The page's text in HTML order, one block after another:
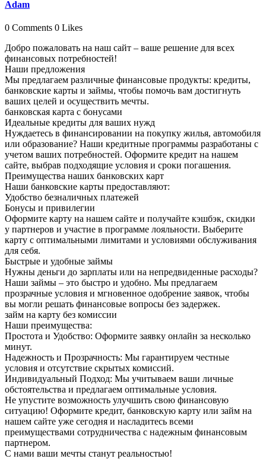
Adam
0 Comments 0 Likes
Добро пожаловать на наш сайт – ваше решение для всех
финансовых потребностей!
Наши предложения
Мы предлагаем различные финансовые продукты: кредиты,
банковские карты и займы, чтобы помочь вам достигнуть
ваших целей и осуществить мечты.
банковская карта с бонусами
Идеальные кредиты для ваших нужд
Нуждаетесь в финансировании на покупку жилья, автомобиля
или образование? Наши кредитные программы разработаны с
учетом ваших потребностей. Оформите кредит на нашем
сайте, выбрав подходящие условия и сроки погашения.
Преимущества наших банковских карт
Наши банковские карты предоставляют:
Удобство безналичных платежей
Бонусы и привилегии
Оформите карту на нашем сайте и получайте кэшбэк, скидки
у партнеров и участие в программе лояльности. Выберите
карту с оптимальными лимитами и условиями обслуживания
для себя.
Быстрые и удобные займы
Нужны деньги до зарплаты или на непредвиденные расходы?
Наши займы – это быстро и удобно. Мы предлагаем
прозрачные условия и мгновенное одобрение заявок, чтобы
вы могли решать финансовые вопросы без задержек.
займ на карту без комиссии
Наши преимущества:
Простота и Удобство: Оформите заявку онлайн за несколько
минут.
Надежность и Прозрачность: Мы гарантируем честные
условия и отсутствие скрытых комиссий.
Индивидуальный Подход: Мы учитываем ваши личные
обстоятельства и предлагаем оптимальные условия.
Не упустите возможность улучшить свою финансовую
ситуацию! Оформите кредит, банковскую карту или займ на
нашем сайте уже сегодня и насладитесь всеми
преимуществами сотрудничества с надежным финансовым
партнером.
С нами ваши мечты станут реальностью!